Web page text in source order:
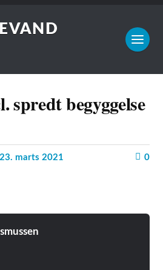
spredt begyggelse
23. marts 2021 0